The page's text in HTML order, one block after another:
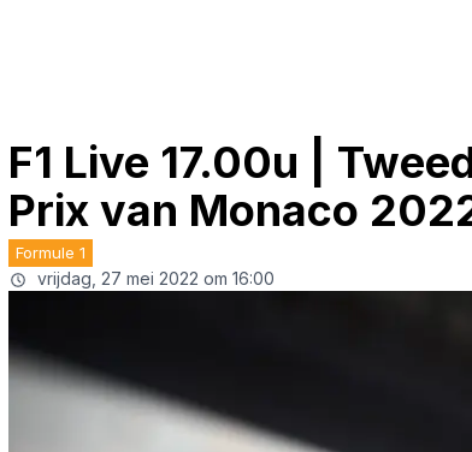
F1 Live 17.00u |
Prix van Monaco
Formule 1
vrijdag, 27 mei 2022 om 16:00